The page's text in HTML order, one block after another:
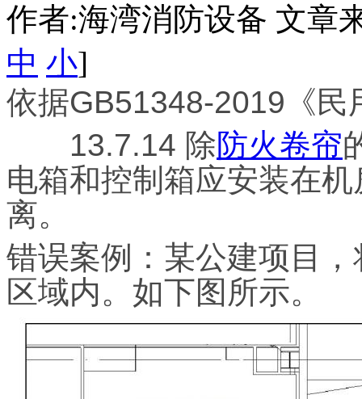
作者:海湾消防设备 文章
中 小]
依据GB51348-2019《民
13.7.14 除防火卷帘
电箱和控制箱应安装在
离。
错误案例：某公建项目
区域内。如下图所示。